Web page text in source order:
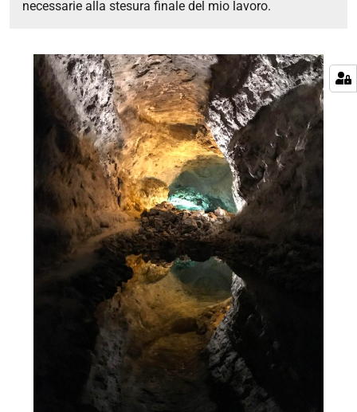
necessarie alla stesura finale del mio lavoro.